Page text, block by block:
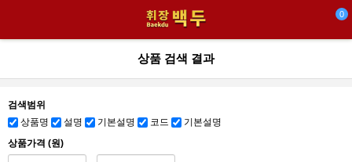
0
상품 검색 결과
검색범위
상품명
설명 기본설명 코드
기본설명
상품가격 (원)